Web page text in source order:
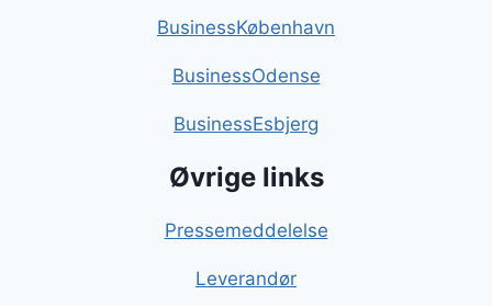
BusinessKøbenhavn
BusinessOdense
BusinessEsbjerg
Øvrige links
Pressemeddelelse
Leverandør